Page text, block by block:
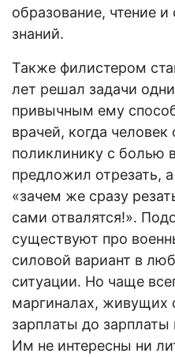
образование, чтение
знаний.
Также филистером
лет решал задачи
привычным ему
врачей, когда человек
поликлинику с болью
предложил отрезать,
«зачем же сразу
сами отвалятся!».
существуют про
силовой вариант в
ситуации. Но чаще
маргиналах, живущих
зарплаты до
Им не интересны ни